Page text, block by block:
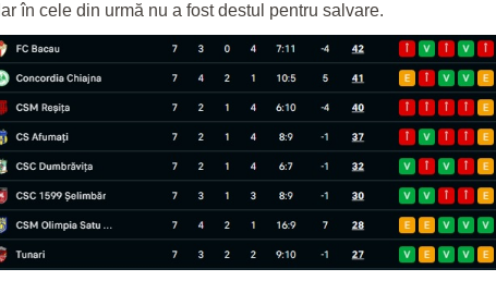
în cele din urmă nu a fost destul pentru salvare.